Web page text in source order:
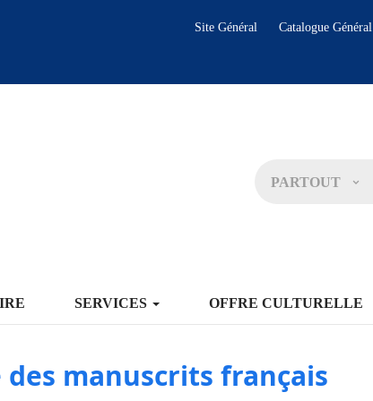
Site Général Catalogue Général
PARTOUT
SERVICES OFFRE CULTURELLE
des manuscrits français